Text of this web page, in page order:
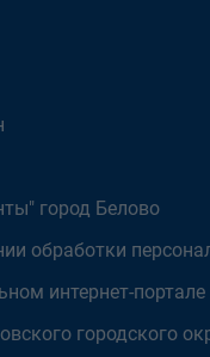
город Белово
обработки
интернет-портале
городского